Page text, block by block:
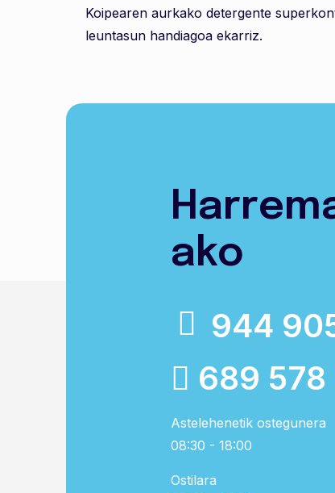
Koipearen aurkako detergente
leuntasun handiagoa ekarriz.
ako
944
689 578
Astelehenetik ostegunera
08:30 - 18:00
Ostilara